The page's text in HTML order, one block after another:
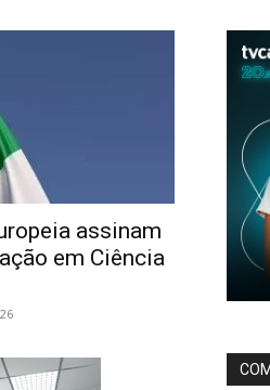
assinam
em Ciência